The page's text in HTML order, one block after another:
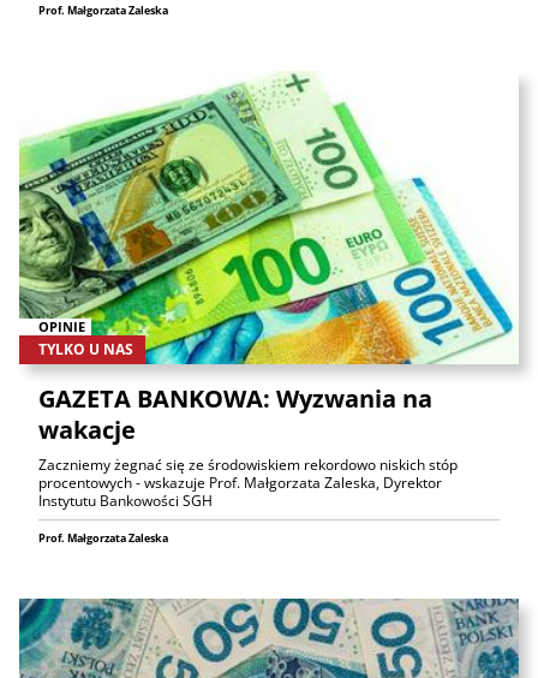
Prof. Małgorzata Zaleska
OPINIE
TYLKO U NAS
GAZETA BANKOWA: Wyzwania na
wakacje
Zaczniemy żegnać się ze środowiskiem rekordowo niskich stóp
procentowych - wskazuje Prof. Małgorzata Zaleska, Dyrektor
Instytutu Bankowości SGH
Prof. Małgorzata Zaleska